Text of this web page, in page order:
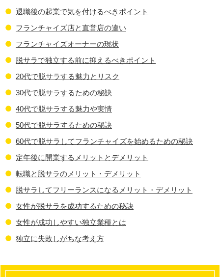
退職後の起業で気を付けるべきポイント
フランチャイズ店と直営店の違い
フランチャイズオーナーの現状
脱サラで独立する前に抑えるべきポイント
20代で脱サラする魅力とリスク
30代で脱サラするための秘訣
40代で脱サラする魅力や実情
50代で脱サラするための秘訣
60代で脱サラしてフランチャイズを始めるための秘訣
定年後に開業するメリットとデメリット
転職と脱サラのメリット・デメリット
脱サラしてフリーランスになるメリット・デメリット
女性が脱サラを成功するための秘訣
女性が成功しやすい独立業種とは
独立に失敗しがちな考え方